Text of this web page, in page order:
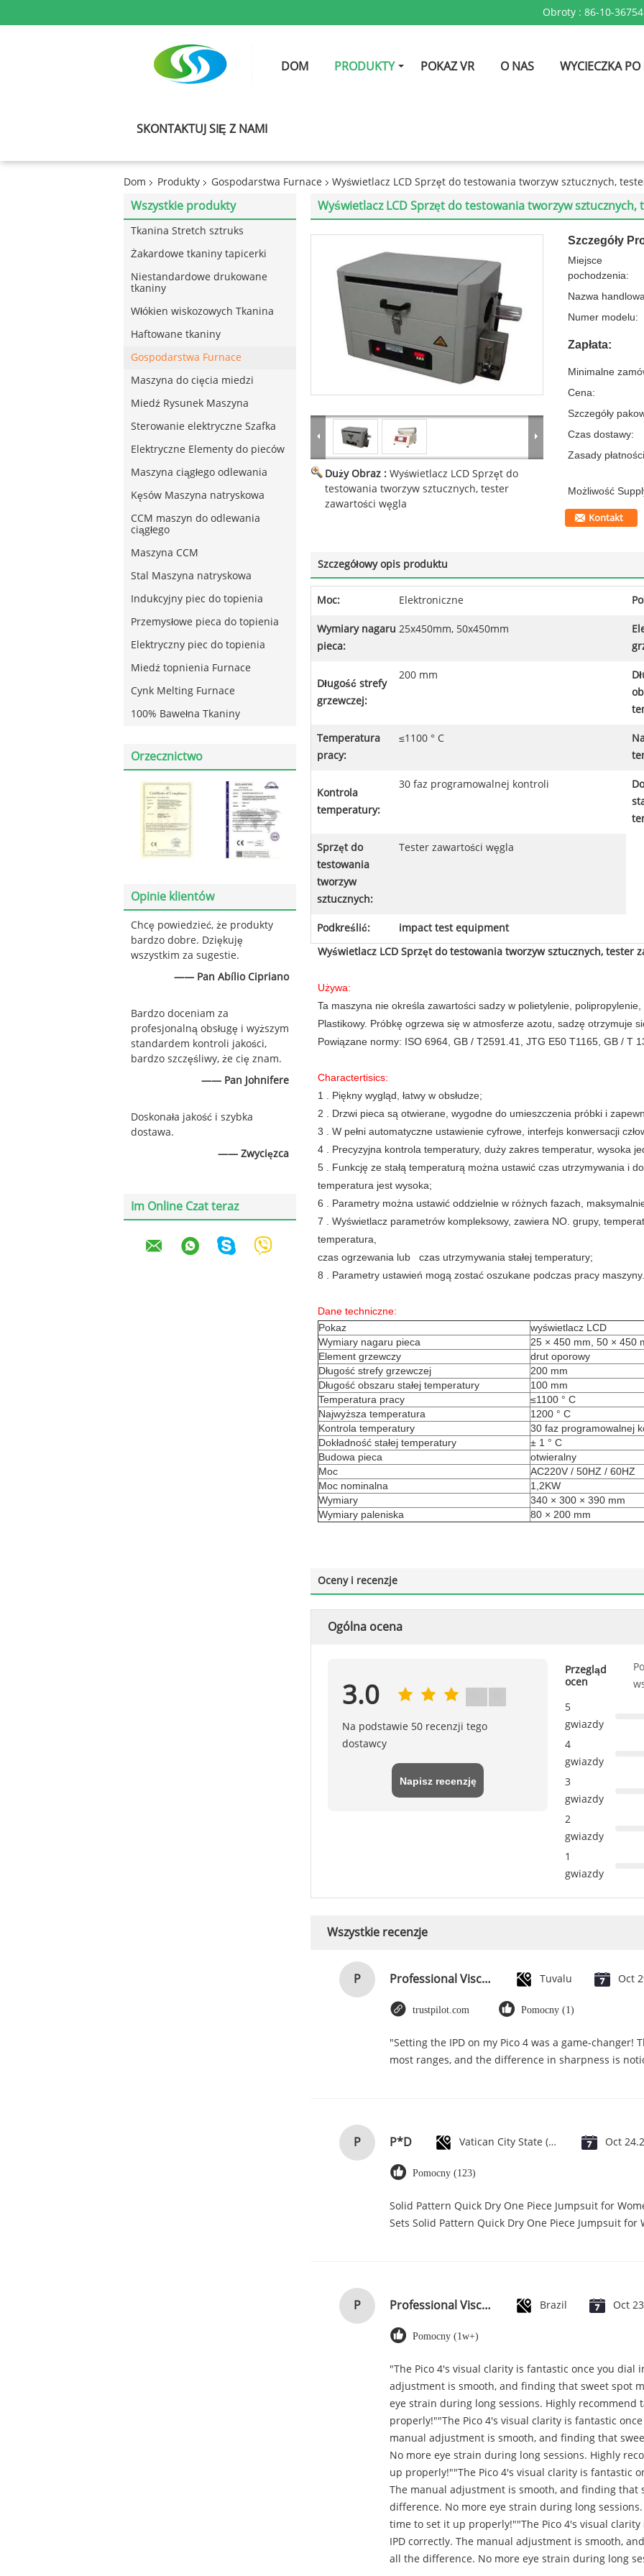
Obroty : 86-10-
DOM PRODUKTY POKAZ VR O NAS WYCIECZKA PO
SKONTAKTUJ SIĘ Z NAMI
Dom Produkty Gospodarstwa Furnace Wyświetlacz LCD Sprzęt do testowania tworzyw sztucznych,
Wszystkie produkty
Tkanina Stretch sztruks
Żakardowe tkaniny tapicerki
Niestandardowe drukowane
tkaniny
Włókien wiskozowych Tkanina
Haftowane tkaniny
Gospodarstwa Furnace
Maszyna do cięcia miedzi
Miedź Rysunek Maszyna
Sterowanie elektryczne Szafka
Elektryczne Elementy do pieców
Maszyna ciągłego odlewania
Kęsów Maszyna natryskowa
CCM maszyn do odlewania
ciągłego
Maszyna CCM
Stal Maszyna natryskowa
Indukcyjny piec do topienia
Przemysłowe pieca do topienia
Elektryczny piec do topienia
Miedź topnienia Furnace
Cynk Melting Furnace
100% Bawełna Tkaniny
Orzecznictwo
Opinie klientów
Chcę powiedzieć, że produkty
bardzo dobre. Dziękuję
wszystkim za sugestie.
—— Pan Abílio Cipriano
Bardzo doceniam za
profesjonalną obsługę i wyższym
standardem kontroli jakości,
bardzo szczęśliwy, że cię znam.
—— Pan Johnifere
Doskonała jakość i szybka
dostawa.
—— Zwycięzca
Im Online Czat teraz
Wyświetlacz LCD Sprzęt do testowania tworzyw
Duży Obraz : Wyświetlacz LCD Sprzęt do
testowania tworzyw sztucznych, tester
zawartości węgla
Szczegóły
Miejsce
pochodzenia:
Nazwa
Numer modelu:
Zapłata:
Minimalne
Cena:
Szczegóły
Czas dostawy:
Zasady
Możliwość
Kontakt
Szczegółowy opis produktu
Moc: Elektroniczne
Wymiary nagaru
pieca:
25x450mm, 50x450mm
Długość strefy
grzewczej:
200 mm
Temperatura
pracy:
≤1100 ° C
Kontrola
temperatury:
30 faz programowalnej kontroli
Sprzęt do
testowania
tworzyw
sztucznych:
Tester zawartości węgla
Podkreślić:
impact test equipment
Wyświetlacz LCD Sprzęt do testowania tworzyw sztucznych, tester
Używa:
Ta maszyna nie określa zawartości sadzy w polietylenie, polipropylenie,
Plastikowy. Próbkę ogrzewa się w atmosferze azotu, sadzę otrzymuje
Powiązane normy: ISO 6964, GB / T2591.41, JTG E50 T1165, GB / T
Charactertisics:
1
Piękny wygląd, łatwy w obsłudze;
2
Drzwi pieca są otwierane, wygodne do umieszczenia próbki i
3
W pełni automatyczne ustawienie cyfrowe, interfejs konwersacji
4
Precyzyjna kontrola temperatury, duży zakres temperatur, wysoka
5
Funkcję ze stałą temperaturą można ustawić czas utrzymywania i
temperatura jest wysoka;
6
Parametry można ustawić oddzielnie w różnych fazach,
7
Wyświetlacz parametrów kompleksowy, zawiera NO. grupy,
temperatura,
czas ogrzewania lub
czas utrzymywania stałej temperatury;
8
Parametry ustawień mogą zostać oszukane podczas pracy maszyny.
Dane techniczne:
Pokaz
wyświetlacz LCD
Wymiary nagaru pieca
25 × 450 mm, 50 × 450
Element grzewczy
drut oporowy
Długość strefy grzewczej
200 mm
Długość obszaru stałej temperatury
100 mm
Temperatura pracy
≤1100 ° C
Najwyższa temperatura
1200 ° C
Kontrola temperatury
30 faz programowalnej
Dokładność stałej temperatury
± 1 ° C
Budowa pieca
otwieralny
Moc
AC220V / 50HZ / 60HZ
Moc nominalna
1,2KW
Wymiary
340 × 300 × 390 mm
Wymiary paleniska
80 × 200 mm
Oceny i recenzje
Ogólna ocena
3.0
Na podstawie 50 recenzji tego
dostawcy
Napisz recenzję
Przegląd
ocen
5
gwiazdy
4
gwiazdy
3
gwiazdy
2
gwiazdy
1
gwiazdy
Wszystkie recenzje
P Professional Viscose Rayon Fabric Floral Apparel Fabric 118D+20D Tuvalu Oct
trustpilot.com Pomocny (1)
"Setting the IPD on my Pico 4 was a game-changer!
most ranges, and the difference in sharpness is
P P*D Vatican City State (Holy See) Oct
Pomocny (123)
Solid Pattern Quick Dry One Piece Jumpsuit for
Sets Solid Pattern Quick Dry One Piece Jumpsuit for
P Professional Viscose Rayon Fabric Floral Apparel Fabric 118D+20D Brazil Oct
Pomocny (1w+)
"The Pico 4's visual clarity is fantastic once you dial
adjustment is smooth, and finding that sweet spot
eye strain during long sessions. Highly recommend
properly!""The Pico 4's visual clarity is fantastic
manual adjustment is smooth, and finding that
No more eye strain during long sessions. Highly
up properly!""The Pico 4's visual clarity is fantastic
The manual adjustment is smooth, and finding that
difference. No more eye strain during long
time to set it up properly!""The Pico 4's visual
IPD correctly. The manual adjustment is smooth,
all the difference. No more eye strain during long